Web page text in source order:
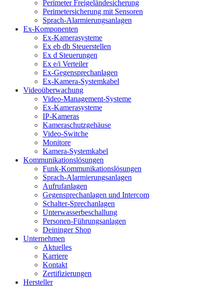
Perimeter Freigeländesicherung
Perimetersicherung mit Sensoren
Sprach-Alarmierungsanlagen
Ex-Komponenten
Ex-Kamerasysteme
Ex eb db Steuerstellen
Ex d Steuerungen
Ex e/i Verteiler
Ex-Gegensprechanlagen
Ex-Kamera-Systemkabel
Videoüberwachung
Video-Management-Systeme
Ex-Kamerasysteme
IP-Kameras
Kameraschutzgehäuse
Video-Switche
Monitore
Kamera-Systemkabel
Kommunikationslösungen
Funk-Kommunikationslösungen
Sprach-Alarmierungsanlagen
Aufrufanlagen
Gegensprechanlagen und Intercom
Schalter-Sprechanlagen
Unterwasserbeschallung
Personen-Führungsanlagen
Deininger Shop
Unternehmen
Aktuelles
Karriere
Kontakt
Zertifizierungen
Hersteller